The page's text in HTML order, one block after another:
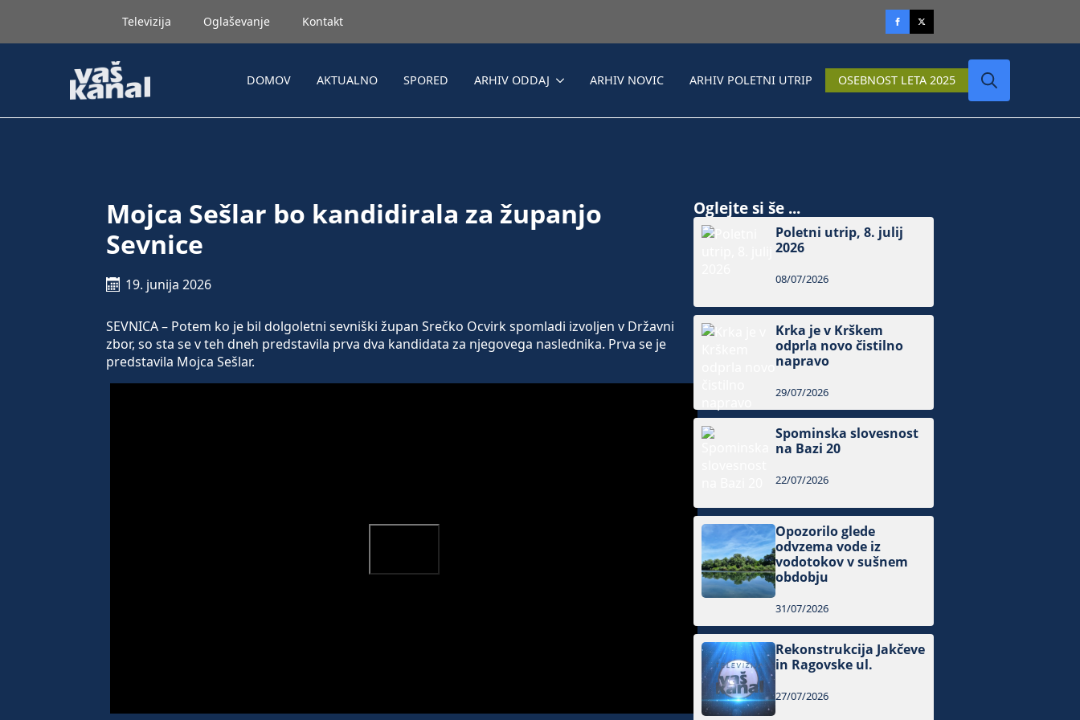
Televizija Oglaševanje Kontakt
DOMOV AKTUALNO SPORED ARHIV ODDAJ ARHIV NOVIC ARHIV POLETNI UTRIP OSEBNOST LETA 2025
Mojca Sešlar bo kandidirala za županjo
Sevnice
19. junija 2026
SEVNICA – Potem ko je bil dolgoletni sevniški župan Srečko Ocvirk spomladi izvoljen v Državni
zbor, so sta se v teh dneh predstavila prva dva kandidata za njegovega naslednika. Prva se je
predstavila Mojca Sešlar.
Oglejte si še ...
Poletni utrip, 8. julij
2026
08/07/2026
Krka je v Krškem
odprla novo čistilno
napravo
29/07/2026
Spominska slovesnost
na Bazi 20
22/07/2026
Opozorilo glede
odvzema vode iz
vodotokov v sušnem
obdobju
31/07/2026
Rekonstrukcija Jakčeve
in Ragovske ul.
27/07/2026